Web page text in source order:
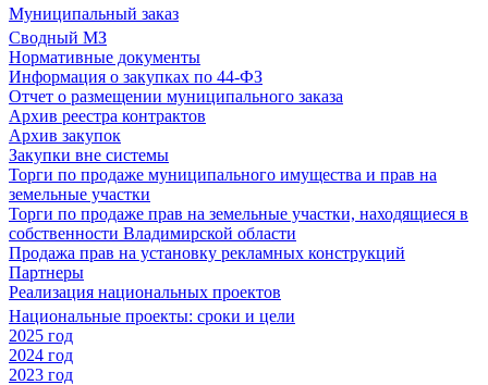
Муниципальный заказ
Сводный МЗ
Нормативные документы
Информация о закупках по 44-ФЗ
Отчет о размещении муниципального заказа
Архив реестра контрактов
Архив закупок
Закупки вне системы
Торги по продаже муниципального имущества и прав на
земельные участки
Торги по продаже прав на земельные участки, находящиеся в
собственности Владимирской области
Продажа прав на установку рекламных конструкций
Партнеры
Реализация национальных проектов
Национальные проекты: сроки и цели
2025 год
2024 год
2023 год